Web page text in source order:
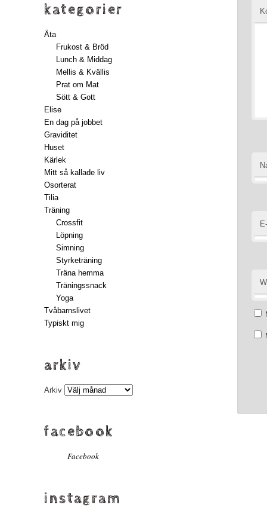
kategorier
Äta
Frukost & Bröd
Lunch & Middag
Mellis & Kvällis
Prat om Mat
Sött & Gott
Elise
En dag på jobbet
Graviditet
Huset
Kärlek
Mitt så kallade liv
Osorterat
Tilia
Träning
Crossfit
Löpning
Simning
Styrketräning
Träna hemma
Träningssnack
Yoga
Tvåbarnslivet
Typiskt mig
arkiv
Arkiv
facebook
Facebook
instagram